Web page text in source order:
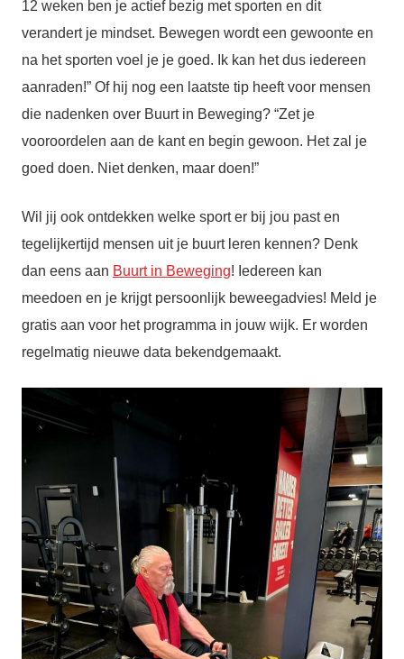
12 weken ben je actief bezig met sporten en dit
verandert je mindset. Bewegen wordt een gewoonte en
na het sporten voel je je goed. Ik kan het dus iedereen
aanraden!” Of hij nog een laatste tip heeft voor mensen
die nadenken over Buurt in Beweging? “Zet je
vooroordelen aan de kant en begin gewoon. Het zal je
goed doen. Niet denken, maar doen!”
Wil jij ook ontdekken welke sport er bij jou past en
tegelijkertijd mensen uit je buurt leren kennen? Denk
dan eens aan Buurt in Beweging! Iedereen kan
meedoen en je krijgt persoonlijk beweegadvies! Meld je
gratis aan voor het programma in jouw wijk. Er worden
regelmatig nieuwe data bekendgemaakt.